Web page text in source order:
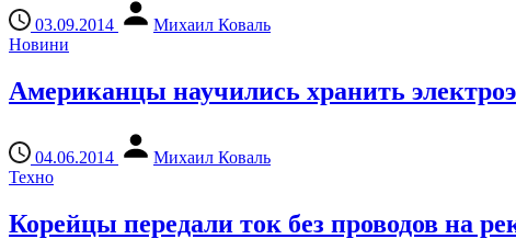
03.09.2014
Михаил Коваль
Новини
Американцы научились хранить
04.06.2014
Михаил Коваль
Техно
Корейцы передали ток без проводов на